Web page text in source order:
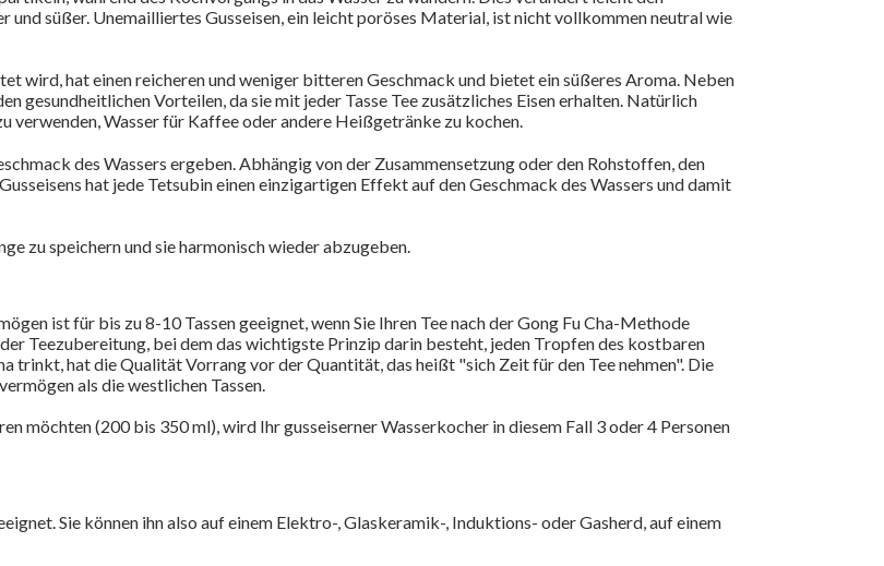
und süßer. Unemailliertes Gusseisen, ein leicht poröses Material, ist nicht vollkommen neutral wie
wird, hat einen reicheren und weniger bitteren Geschmack und bietet ein süßeres Aroma. Neben
gesundheitlichen Vorteilen, da sie mit jeder Tasse Tee zusätzliches Eisen erhalten. Natürlich
verwenden, Wasser für Kaffee oder andere Heißgetränke zu kochen.
des Wassers ergeben. Abhängig von der Zusammensetzung oder den Rohstoffen, den
hat jede Tetsubin einen einzigartigen Effekt auf den Geschmack des Wassers und damit
zu speichern und sie harmonisch wieder abzugeben.
ist für bis zu 8-10 Tassen geeignet, wenn Sie Ihren Tee nach der Gong Fu Cha-Methode
Teezubereitung, bei dem das wichtigste Prinzip darin besteht, jeden Tropfen des kostbaren
trinkt, hat die Qualität Vorrang vor der Quantität, das heißt "sich Zeit für den Tee nehmen". Die
als die westlichen Tassen.
möchten (200 bis 350 ml), wird Ihr gusseiserner Wasserkocher in diesem Fall 3 oder 4 Personen
Sie können ihn also auf einem Elektro-, Glaskeramik-, Induktions- oder Gasherd, auf einem